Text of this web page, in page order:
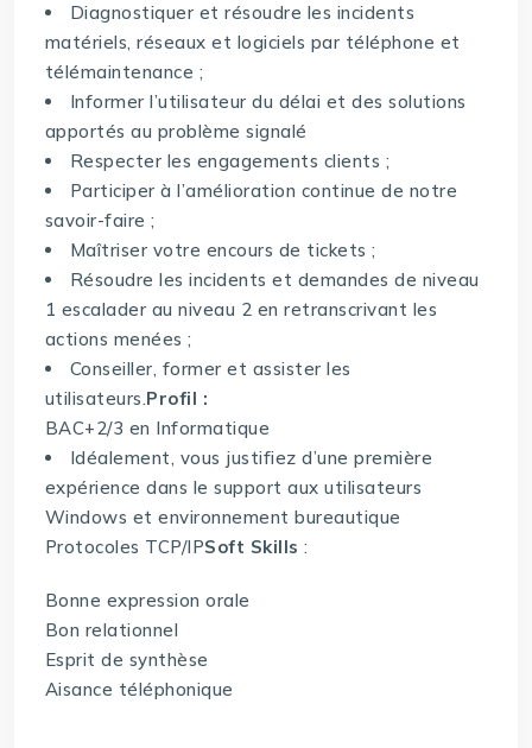
Diagnostiquer et résoudre les incidents
matériels, réseaux et logiciels par téléphone et
télémaintenance ;
Informer l’utilisateur du délai et des solutions
apportés au problème signalé
Respecter les engagements clients ;
Participer à l’amélioration continue de notre
savoir-faire ;
Maîtriser votre encours de tickets ;
Résoudre les incidents et demandes de niveau
1 escalader au niveau 2 en retranscrivant les
actions menées ;
Conseiller, former et assister les
utilisateurs.Profil :
BAC+2/3 en Informatique
Idéalement, vous justifiez d’une première
expérience dans le support aux utilisateurs
Windows et environnement bureautique
Protocoles TCP/IPSoft Skills :
Bonne expression orale
Bon relationnel
Esprit de synthèse
Aisance téléphonique